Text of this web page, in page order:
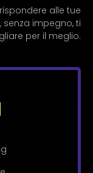
alle tue
senza impegno, ti
per il meglio.